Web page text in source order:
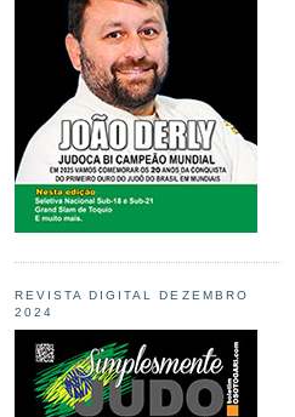
REVISTA DIGITAL DEZEMBRO
2024